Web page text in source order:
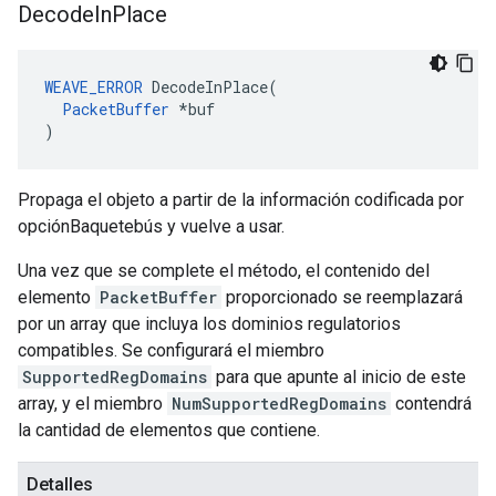
DecodeInPlace
WEAVE_ERROR DecodeInPlace(
PacketBuffer *buf
)
Propaga el objeto a partir de la información codificada por
opciónBaquetebús y vuelve a usar.
Una vez que se complete el método, el contenido del
elemento PacketBuffer proporcionado se reemplazará
por un array que incluya los dominios regulatorios
compatibles. Se configurará el miembro
SupportedRegDomains para que apunte al inicio de este
array, y el miembro NumSupportedRegDomains contendrá
la cantidad de elementos que contiene.
Detalles